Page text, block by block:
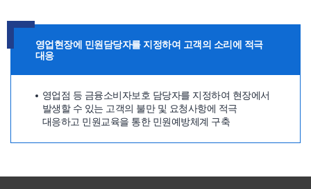
영업현장에 민원담당자를 지정하여 고객의 소리에 적극
대응
영업점 등 금융소비자보호 담당자를 지정하여 현장에서
발생할 수 있는 고객의 불만 및 요청사항에 적극
대응하고 민원교육을 통한 민원예방체계 구축